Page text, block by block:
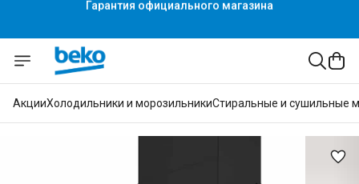
АкцииХолодильники и морозильникиСтиральные и сушильные